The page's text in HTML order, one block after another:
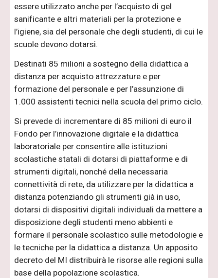
essere utilizzato anche per l’acquisto di gel
sanificante e altri materiali per la protezione e
l’igiene, sia del personale che degli studenti, di cui le
scuole devono dotarsi.
Destinati 85 milioni a sostegno della didattica a
distanza per acquisto attrezzature e per
formazione del personale e per l’assunzione di
1.000 assistenti tecnici nella scuola del primo ciclo.
Si prevede di incrementare di 85 milioni di euro il
Fondo per l’innovazione digitale e la didattica
laboratoriale per consentire alle istituzioni
scolastiche statali di dotarsi di piattaforme e di
strumenti digitali, nonché della necessaria
connettività di rete, da utilizzare per la didattica a
distanza potenziando gli strumenti già in uso,
dotarsi di dispositivi digitali individuali da mettere a
disposizione degli studenti meno abbienti e
formare il personale scolastico sulle metodologie e
le tecniche per la didattica a distanza. Un apposito
decreto del MI distribuirà le risorse alle regioni sulla
base della popolazione scolastica.